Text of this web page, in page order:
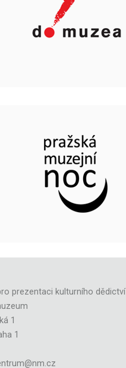
prezentaci kulturního dědictví
1
1